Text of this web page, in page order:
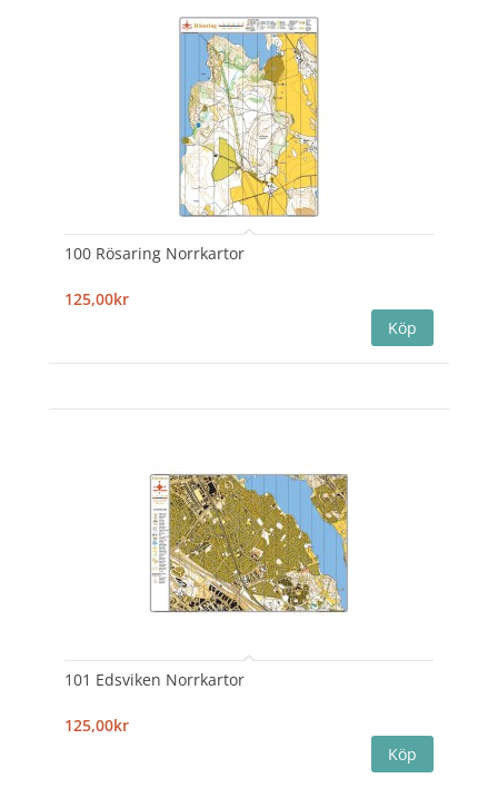
100 Rösaring Norrkartor
125,00kr
101 Edsviken Norrkartor
125,00kr